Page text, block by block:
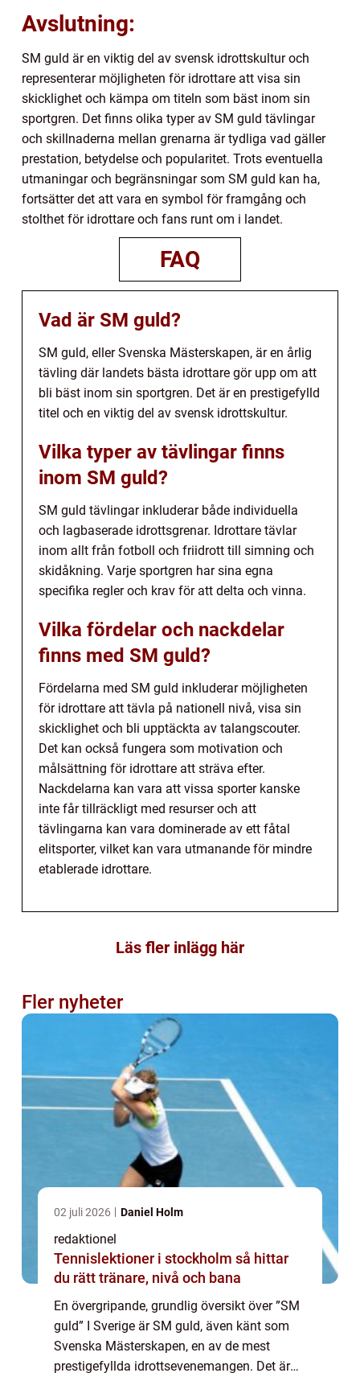
Avslutning:
SM guld är en viktig del av svensk idrottskultur och
representerar möjligheten för idrottare att visa sin
skicklighet och kämpa om titeln som bäst inom sin
sportgren. Det finns olika typer av SM guld tävlingar
och skillnaderna mellan grenarna är tydliga vad gäller
prestation, betydelse och popularitet. Trots eventuella
utmaningar och begränsningar som SM guld kan ha,
fortsätter det att vara en symbol för framgång och
stolthet för idrottare och fans runt om i landet.
FAQ
Vad är SM guld?
SM guld, eller Svenska Mästerskapen, är en årlig
tävling där landets bästa idrottare gör upp om att
bli bäst inom sin sportgren. Det är en prestigefylld
titel och en viktig del av svensk idrottskultur.
Vilka typer av tävlingar finns
inom SM guld?
SM guld tävlingar inkluderar både individuella
och lagbaserade idrottsgrenar. Idrottare tävlar
inom allt från fotboll och friidrott till simning och
skidåkning. Varje sportgren har sina egna
specifika regler och krav för att delta och vinna.
Vilka fördelar och nackdelar
finns med SM guld?
Fördelarna med SM guld inkluderar möjligheten
för idrottare att tävla på nationell nivå, visa sin
skicklighet och bli upptäckta av talangscouter.
Det kan också fungera som motivation och
målsättning för idrottare att sträva efter.
Nackdelarna kan vara att vissa sporter kanske
inte får tillräckligt med resurser och att
tävlingarna kan vara dominerade av ett fåtal
elitsporter, vilket kan vara utmanande för mindre
etablerade idrottare.
Läs fler inlägg här
Fler nyheter
02 juli 2026 Daniel Holm
redaktionel
Tennislektioner i stockholm så hittar
du rätt tränare, nivå och bana
En övergripande, grundlig översikt över ”SM
guld” I Sverige är SM guld, även känt som
Svenska Mästerskapen, en av de mest
prestigefyllda idrottsevenemangen. Det är